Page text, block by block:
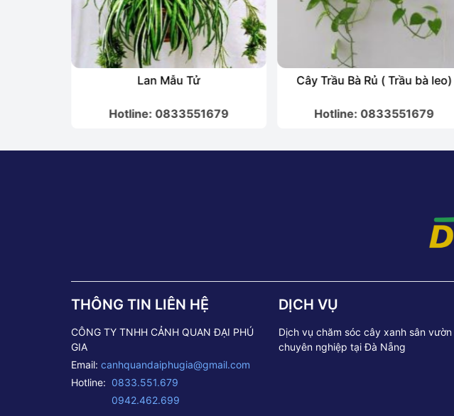
Lan Mẫu Tử
Hotline: 0833551679
Cây Trầu Bà Rủ ( Trầu bà leo)
Hotline: 0833551679
THÔNG TIN LIÊN HỆ
CÔNG TY TNHH CẢNH QUAN ĐẠI PHÚ
GIA
Email: canhquandaiphugia@gmail.com
Hotline: 0833.551.679
0942.462.699
DỊCH VỤ
Dịch vụ chăm sóc cây xanh sân vườn
chuyên nghiệp tại Đà Nẵng